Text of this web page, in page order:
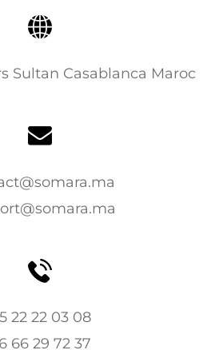
Sultan Casablanca Maroc
22 22 03 08
66 29 72 37